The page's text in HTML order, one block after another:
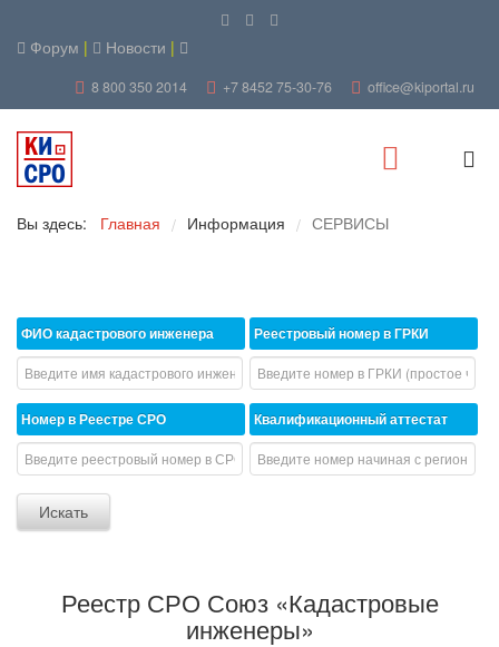
Форум | Новости |
8 800 350 2014 +7 8452 75-30-76 office@kiportal.ru
Вы здесь: Главная / Информация / СЕРВИСЫ
ФИО кадастрового инженера
Номер в Реестре СРО
Реестровый номер в ГРКИ
Квалификационный аттестат
Реестр СРО Союз «Кадастровые
инженеры»